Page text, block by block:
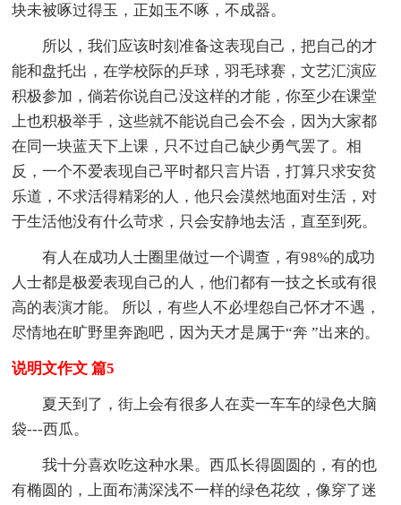
块未被啄过得玉，正如玉不啄，不成器。
所以，我们应该时刻准备这表现自己，把自己的才
能和盘托出，在学校际的乒球，羽毛球赛，文艺汇演应
积极参加，倘若你说自己没这样的才能，你至少在课堂
上也积极举手，这些就不能说自己会不会，因为大家都
在同一块蓝天下上课，只不过自己缺少勇气罢了。相
反，一个不爱表现自己平时都只言片语，打算只求安贫
乐道，不求活得精彩的人，他只会漠然地面对生活，对
于生活他没有什么苛求，只会安静地去活，直至到死。
有人在成功人士圈里做过一个调查，有98%的成功
人士都是极爱表现自己的人，他们都有一技之长或有很
高的表演才能。 所以，有些人不必埋怨自己怀才不遇，
尽情地在旷野里奔跑吧，因为天才是属于“奔 ”出来的。
说明文作文 篇5
夏天到了，街上会有很多人在卖一车车的绿色大脑
袋---西瓜。
我十分喜欢吃这种水果。西瓜长得圆圆的，有的也
有椭圆的，上面布满深浅不一样的绿色花纹，像穿了迷